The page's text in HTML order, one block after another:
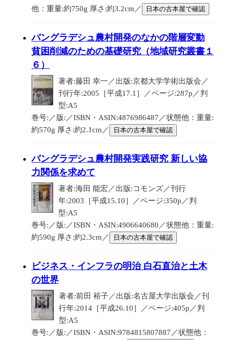
他：重量:約750g 厚さ:約3.2cm／
日本の古本屋で確認
バングラデシュ農村開発のなかの階層変動
貧困削減のための基礎研究（地域研究叢書１
６）
著者:藤田 幸一／出版:京都大学学術出版会／
刊行年:2005［平成17.1］／ページ:287p／判
型:A5
巻号:／版:／ISBN・ASIN:4876986487／状態他：重量:
約570g 厚さ:約2.1cm／
日本の古本屋で確認
バングラデシュ農村開発実践研究 新しい協
力関係を求めて
著者:海田 能宏／出版:コモンズ／刊行
年:2003［平成15.10］／ページ:350p／判
型:A5
巻号:／版:／ISBN・ASIN:4906640680／状態他：重量:
約590g 厚さ:約2.3cm／
日本の古本屋で確認
ビジネス・インフラの明治 白石直治と土木
の世界
著者:前田 裕子／出版:名古屋大学出版会／刊
行年:2014［平成26.10］／ページ:405p／判
型:A5
巻号:／版:／ISBN・ASIN:9784815807887／状態他：